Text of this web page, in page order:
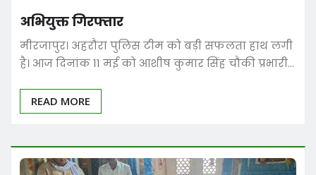
अभियुक्त गिरफ्तार
मीरजापुर। अहरौरा पुलिस टीम को बड़ी सफलता हाथ लगी
है। आज दिनांक 11 मई को आशीष कुमार सिंह चौकी प्रभारी…
READ MORE